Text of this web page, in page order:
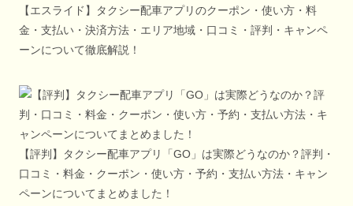
【エスライド】タクシー配車アプリのクーポン・使い方・料
金・支払い・決済方法・エリア地域・口コミ・評判・キャンペ
ーンについて徹底解説！
【評判】タクシー配車アプリ「GO」は実際どうなのか？評判・
口コミ・料金・クーポン・使い方・予約・支払い方法・キャン
ペーンについてまとめました！